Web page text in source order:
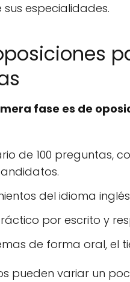
especialidades.
fase es de
de 100 preguntas,
del idioma
por escrito y
de forma oral, el
pueden variar un